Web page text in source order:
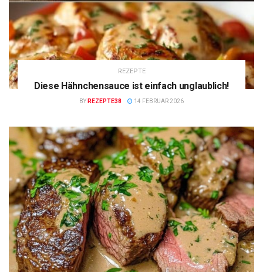
REZEPTE
Diese Hähnchensauce ist einfach unglaublich!
BY REZEPTE38 14 FEBRUAR 2026